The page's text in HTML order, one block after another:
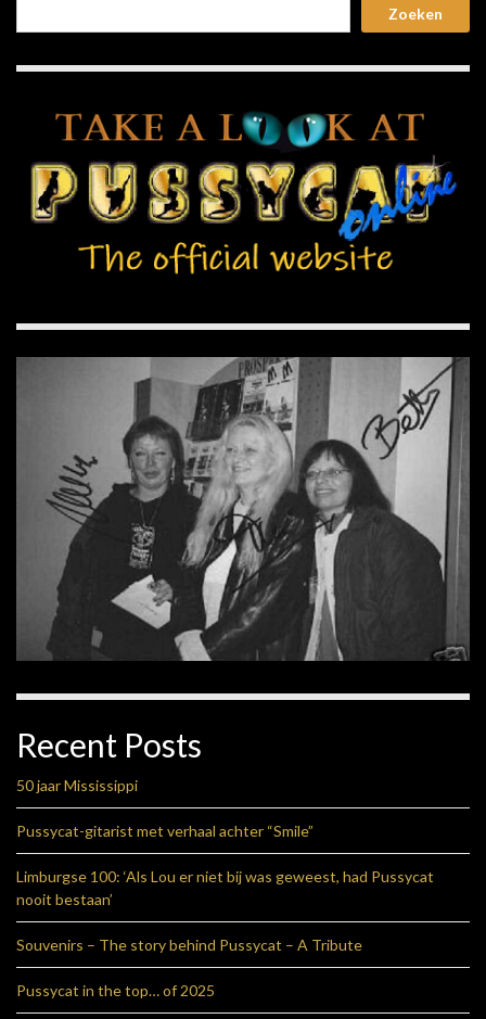
Zoeken
Recent Posts
50 jaar Mississippi
Pussycat-gitarist met verhaal achter “Smile”
Limburgse 100: ‘Als Lou er niet bij was geweest, had Pussycat
nooit bestaan’
Souvenirs – The story behind Pussycat – A Tribute
Pussycat in the top… of 2025